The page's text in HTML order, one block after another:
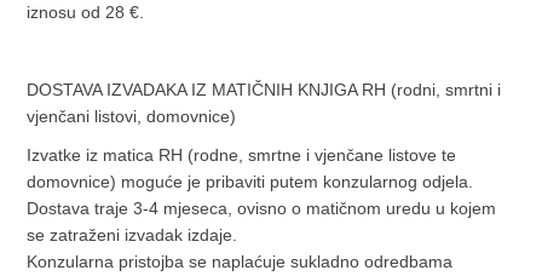
iznosu od 28 €.
DOSTAVA IZVADAKA IZ MATIČNIH KNJIGA RH (rodni, smrtni i
vjenčani listovi, domovnice)
Izvatke iz matica RH (rodne, smrtne i vjenčane listove te
domovnice) moguće je pribaviti putem konzularnog odjela.
Dostava traje 3-4 mjeseca, ovisno o matičnom uredu u kojem
se zatraženi izvadak izdaje.
Konzularna pristojba se naplaćuje sukladno odredbama